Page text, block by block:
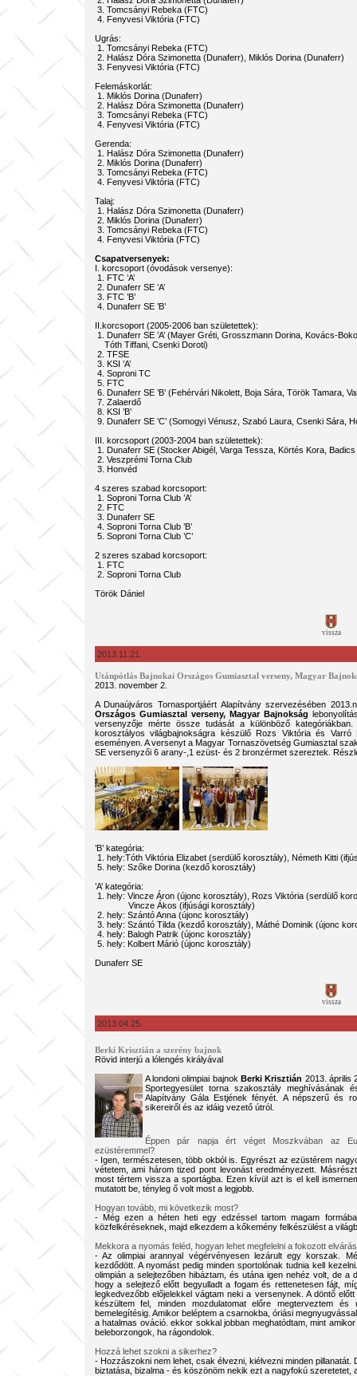
3. Tomcsányi Rebeka (FTC)
4. Fenyvesi Viktória (FTC)
Ugrás:
1. Tomcsányi Rebeka (FTC)
2. Halász Dóra Szimonetta (Dunaferr), Miklós Dorina (Dunaferr)
3. Fenyvesi Viktória (FTC)
Felemáskorlát:
1. Miklós Dorina (Dunaferr)
2. Halász Dóra Szimonetta (Dunaferr)
3. Tomcsányi Rebeka (FTC)
4. Fenyvesi Viktória (FTC)
Gerenda:
1. Halász Dóra Szimonetta (Dunaferr)
2. Miklós Dorina (Dunaferr)
3. Tomcsányi Rebeka (FTC)
4. Fenyvesi Viktória (FTC)
Talaj:
1. Halász Dóra Szimonetta (Dunaferr)
2. Miklós Dorina (Dunaferr)
3. Tomcsányi Rebeka (FTC)
4. Fenyvesi Viktória (FTC)
Csapatversenyek:
I. korcsoport (óvodások versenye):
1. FTC ’A’
2. Dunaferr SE ’A’
3. FTC ’B’
4. Dunaferr SE ’B’
II.korcsoport (2005-2006 ban születettek):
1. Dunaferr SE ’A’ (Mayer Gréti, Grosszmann Dorina, Kovács-
Tóth Tiffani, Csenki Doroti)
2. TFSE
3. KSI ’A’
4. Soproni TC
5. FTC
6. Dunaferr SE ’B’ (Fehérvári Nikolett, Boja Sára, Török Tamara,
7. Zalaerdő
8. KSI ’B’
9. Dunaferr SE ’C’ (Somogyi Vénusz, Szabó Laura, Csenki Sára,
III. korcsoport (2003-2004 ban születettek):
1. Dunaferr SE (Stocker Abigél, Varga Tessza, Körtés Kora,
2. Veszprémi Torna Club
3. Honvéd
4 szeres szabad korcsoport:
1. Soproni Torna Club ’A’
2. FTC
3. Dunaferr SE
4. Soproni Torna Club ’B’
5. Soproni Torna Club ’C’
2 szeres szabad korcsoport:
1. FTC
2. Soproni Torna Club
Török Dániel
vissza
2013.11.21.
Utánpótlás Bajnokai Országos Gumiasztal verseny, Magyar
2013. november 2.
A Dunaújváros Tornasportjáért Alapítvány szervezésében
Országos Gumiasztal verseny, Magyar Bajnokság
versenyzője mérte össze tudását a különböző
korosztályos világbajnokságra készülő Rozs Viktória és
eseményen. A versenyt a Magyar Tornaszövetség Gumiasztal
SE versenyzői 6 arany-,1 ezüst- és 2 bronzérmet szereztek.
’B’ kategória:
1. hely:Tóth Viktória Elizabet (serdülő korosztály), Németh Kitti
5. hely: Szőke Dorina (kezdő korosztály)
’A’ kategória:
1. hely: Vincze Áron (újonc korosztály), Rozs Viktória (serdülő
Vincze Ákos (ifjúsági korosztály)
2. hely: Szántó Anna (újonc korosztály)
3. hely: Szántó Tilda (kezdő korosztály), Máthé Dominik (újonc
4. hely: Balogh Patrik (újonc korosztály)
5. hely: Kolbert Márió (újonc korosztály)
Dunaferr SE
vissza
2013.04.25.
Berki Krisztián a szerény bajnok
Rövid interjú a lólengés királyával
A londoni olimpiai bajnok Berki Krisztián 2013. április
Sportegyesület torna szakosztály meghívásának
Alapítvány Gála Estjének fényét. A népszerű és
sikereiről és az idáig vezető útról.
Éppen pár napja ért véget Moszkvában az
ezüstéremmel?
- Igen, természetesen, több okból is. Egyrészt az ezüstérem
vétetem, ami három tized pont levonást eredményezett.
most tértem vissza a sportágba. Ezen kívül azt is el kell
mutatott be, tényleg ő volt most a legjobb.
Hogyan tovább, mi következik most?
- Még ezen a héten heti egy edzéssel tartom magam
közfelkéréseknek, majd elkezdem a kőkemény felkészülést a
Mekkora a nyomás feléd, hogyan lehet megfelelni a fokozott
- Az olimpiai arannyal végérvényesen lezárult egy korszak.
kezdődött. A nyomást pedig minden sportolónak tudnia kell
olimpián a selejtezőben hibáztam, és utána igen nehéz volt, de
hogy a selejtező előtt begyulladt a fogam és rettenetesen fájt,
legkedvezőbb előjelekkel vágtam neki a versenynek. A döntő
készültem fel, minden mozdulatomat előre megterveztem
bemelegítésig. Amikor beléptem a csarnokba, óriási
a hatalmas ováció. ekkor sokkal jobban meghatódtam, mint
beleborzongok, ha rágondolok.
Hozzá lehet szokni a sikerhez?
- Hozzászokni nem lehet, csak élvezni, kiélvezni minden
biztatása, bizalma - és köszönöm nekik ezt a nagyfokú szeretetet,